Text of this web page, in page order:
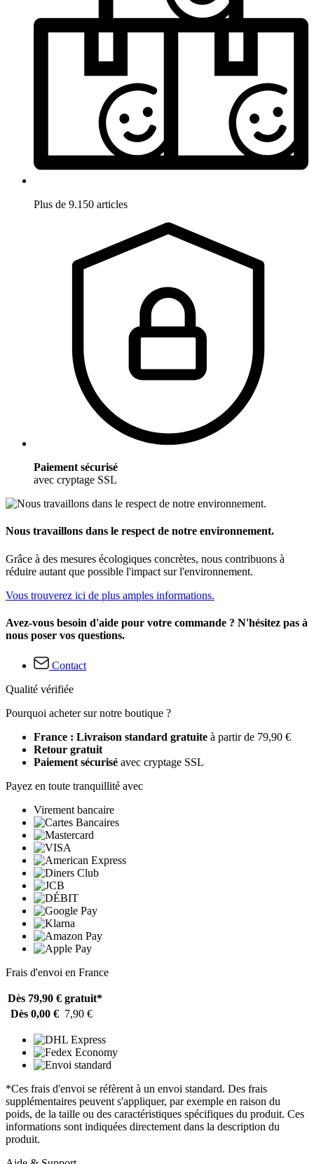
Plus de 9.150 articles
Paiement sécurisé
avec cryptage SSL
Nous travaillons dans le respect de notre environnement.
Grâce à des mesures écologiques concrètes, nous contribuons à
réduire autant que possible l'impact sur l'environnement.
Vous trouverez ici de plus amples informations.
Avez-vous besoin d'aide pour votre commande ? N'hésitez pas à
nous poser vos questions.
Contact
Qualité vérifiée
Pourquoi acheter sur notre boutique ?
France : Livraison standard gratuite à partir de 79,90 €
Retour gratuit
Paiement sécurisé avec cryptage SSL
Payez en toute tranquillité avec
Virement bancaire
Frais d'envoi en France
Dès 79,90 € gratuit*
Dès 0,00 € 7,90 €
*Ces frais d'envoi se réfèrent à un envoi standard. Des frais
supplémentaires peuvent s'appliquer, par exemple en raison du
poids, de la taille ou des caractéristiques spécifiques du produit. Ces
informations sont indiquées directement dans la description du
produit.